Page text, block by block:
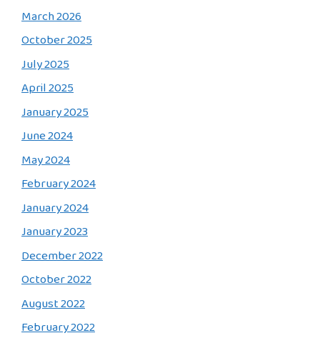
March 2026
October 2025
July 2025
April 2025
January 2025
June 2024
May 2024
February 2024
January 2024
January 2023
December 2022
October 2022
August 2022
February 2022